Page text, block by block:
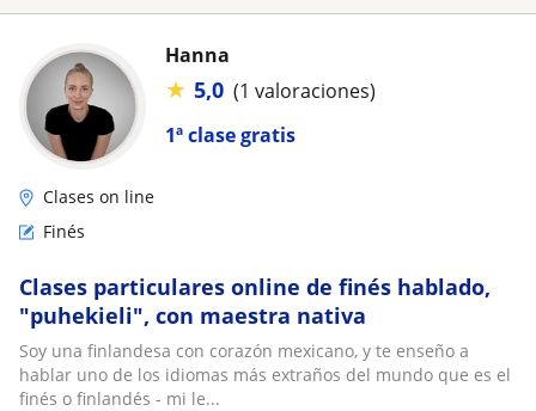
1ª clase gratis
Hanna
★ 5,0 (1 valoraciones)
Clases on line
Finés
Clases particulares online de finés hablado,
"puhekieli", con maestra nativa
Soy una finlandesa con corazón mexicano, y te enseño a
hablar uno de los idiomas más extraños del mundo que es el
finés o finlandés - mi le...